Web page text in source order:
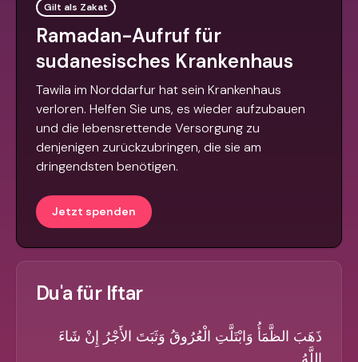
Gilt als Zakat
Ramadan-Aufruf für
sudanesisches Krankenhaus
Tawila im Norddarfur hat sein Krankenhaus
verloren. Helfen Sie uns, es wieder aufzubauen
und die lebensrettende Versorgung zu
denjenigen zurückzubringen, die sie am
dringendsten benötigen.
Jetzt spenden
Du'a für Iftar
ذَهَبَ الظَّمَأُ وَابْتَلَّتِ الْعُرُوقُ وَثَبَتَ الأَجْرُ إِنْ شَاءَ